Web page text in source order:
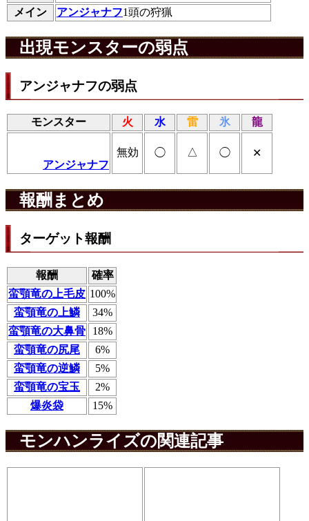
メイン
アンジャナフ1頭の狩猟
出現モンスターの弱点
アンジャナフの弱点
モンスター 火 水 雷 氷 龍
アンジャナフ
無効 ◯ △ ◯ ✕
報酬まとめ
ターゲット報酬
報酬
確率
蛮顎竜の上毛皮 100%
蛮顎竜の上鱗
34%
蛮顎竜の大鼻骨
18%
蛮顎竜の尻尾
6%
蛮顎竜の逆鱗
5%
蛮顎竜の宝玉
2%
爆炎袋
15%
モンハンライズの関連記事